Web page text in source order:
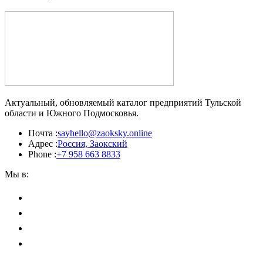
Актуальный, обновляемый каталог предприятий Тульской
области и Южного Подмосковья.
Почта :sayhello@zaoksky.online
Адрес :Россия, Заокский
Phone :+7 958 663 8833
Мы в: